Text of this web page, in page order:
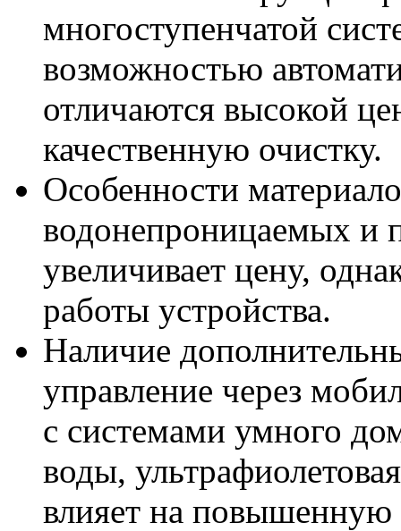
многоступенчатой
возможностью
отличаются высокой
качественную очистку.
Особенности
водонепроницаемых и
увеличивает цену,
работы устройства.
Наличие
управление через
с системами умного
воды,
влияет на повышенную